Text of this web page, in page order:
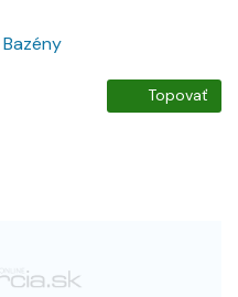
Bazény
Topovať